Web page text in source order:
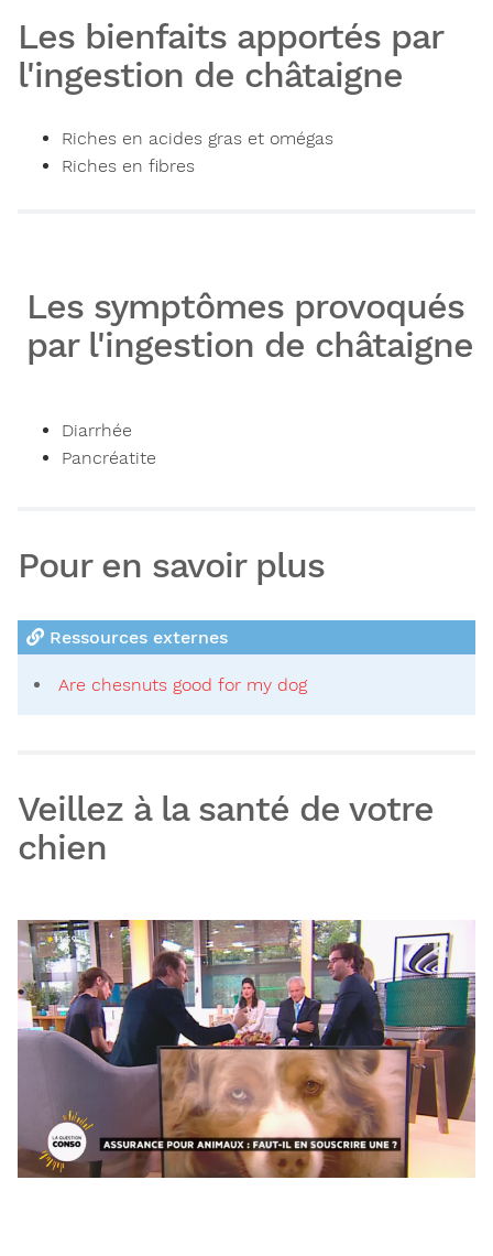
Les bienfaits apportés par
l'ingestion de châtaigne
Riches en acides gras et omégas
Riches en fibres
Les symptômes provoqués
par l'ingestion de châtaigne
Diarrhée
Pancréatite
Pour en savoir plus
Ressources externes
Are chesnuts good for my dog
Veillez à la santé de votre
chien